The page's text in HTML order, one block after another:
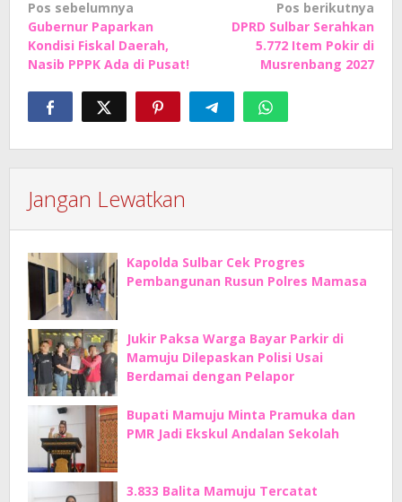
Navigasi
pos
Pos sebelumnya
Gubernur Paparkan
Kondisi Fiskal Daerah,
Nasib PPPK Ada di Pusat!
Pos berikutnya
DPRD Sulbar Serahkan
5.772 Item Pokir di
Musrenbang 2027
Jangan Lewatkan
Kapolda Sulbar Cek Progres
Pembangunan Rusun Polres Mamasa
Jukir Paksa Warga Bayar Parkir di
Mamuju Dilepaskan Polisi Usai
Berdamai dengan Pelapor
Bupati Mamuju Minta Pramuka dan
PMR Jadi Ekskul Andalan Sekolah
3.833 Balita Mamuju Tercatat